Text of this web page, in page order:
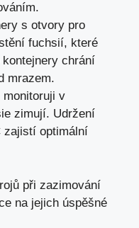
s otvory pro
fuchsií, které
chrání
mrazem.
monitoruji v
zimují. Udržení
zajistí optimální
při zazimování
na jejich úspěšné